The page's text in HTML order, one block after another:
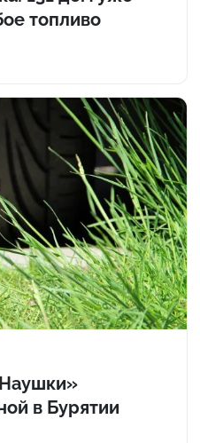
топливо
в Бурятии